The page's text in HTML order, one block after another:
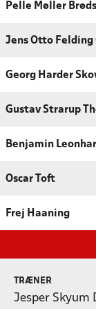
Pelle Møller
Jens Otto Felding
Georg Harder
Gustav Strarup
Benjamin
Oscar Toft
Frej Haaning
TRÆNER
Jesper Skyum